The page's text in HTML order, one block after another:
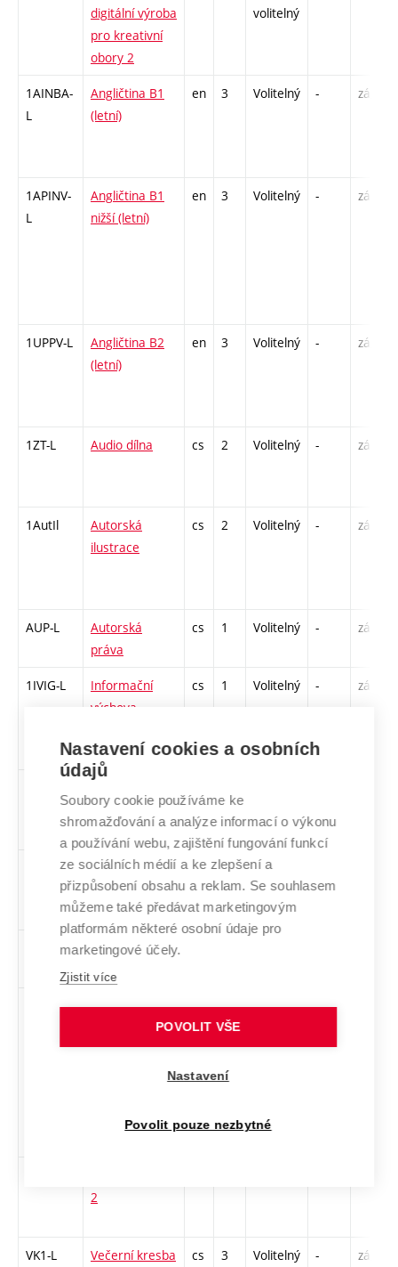
digitální výroba
pro kreativní
obory 2
volitelný
1AINBA-
L
Angličtina B1
(letní)
en 3 Volitelný - zá,zk
1APINV-
L
Angličtina B1
nižší (letní)
en 3 Volitelný - zá
1UPPV-L
Angličtina B2
(letní)
en 3 Volitelný - zá,zk
1ZT-L Audio dílna cs 2 Volitelný - zá
1AutIl
Autorská
ilustrace
cs 2 Volitelný - zá
AUP-L
Autorská
práva
cs 1 Volitelný - zá
1IVIG-L
Informační
výchova –
gramotnost
cs 1 Volitelný - zá
programování
2
1MaUDe
Materialita a
udržitelnost v
designu
cs 2 Volitelný
1PeUM4
Performanční
umění 4
MUUM
Textil jako
společenských
uměleckých
cs 3 Volitelný -
2
VK1-L Večerní kresba cs 3 Volitelný - zá,zk
Nastavení cookies a osobních
údajů
Soubory cookie používáme ke
shromažďování a analýze informací o výkonu
a používání webu, zajištění fungování funkcí
ze sociálních médií a ke zlepšení a
přizpůsobení obsahu a reklam. Se souhlasem
můžeme také předávat marketingovým
platformám některé osobní údaje pro
marketingové účely.
Zjistit více
POVOLIT VŠE
Nastavení
Povolit pouze nezbytné